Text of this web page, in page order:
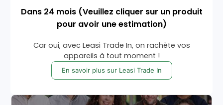
Dans 24 mois (Veuillez cliquer sur un produit
pour avoir une estimation)
Car oui, avec Leasi Trade In, on rachète vos
appareils à tout moment !
En savoir plus sur Leasi Trade In